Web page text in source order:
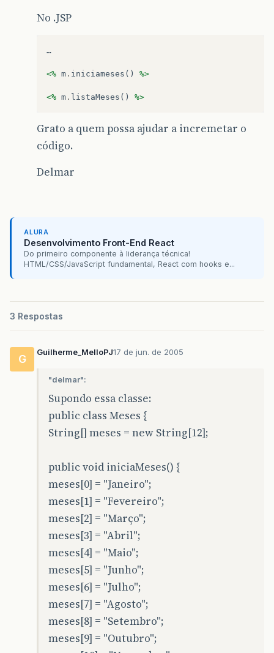
No .JSP
…
<% m . iniciameses () %>
<% m . listaMeses () %>
Grato a quem possa ajudar a incremetar o
código.
Delmar
ALURA
Desenvolvimento Front-End React
Do primeiro componente à liderança técnica!
HTML/CSS/JavaScript fundamental, React com hooks e...
3 Respostas
G
Guilherme_MelloPJ17 de jun. de 2005
"delmar":
Supondo essa classe:
public class Meses {
String[] meses = new String[12];
public void iniciaMeses() {
meses[0] = "Janeiro";
meses[1] = "Fevereiro";
meses[2] = "Março";
meses[3] = "Abril";
meses[4] = "Maio";
meses[5] = "Junho";
meses[6] = "Julho";
meses[7] = "Agosto";
meses[8] = "Setembro";
meses[9] = "Outubro";